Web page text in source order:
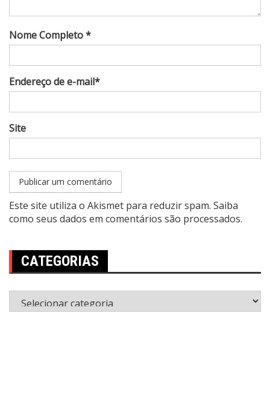
Nome Completo *
Endereço de e-mail*
Site
Este site utiliza o Akismet para reduzir spam. Saiba
como seus dados em comentários são processados.
CATEGORIAS
Categorias